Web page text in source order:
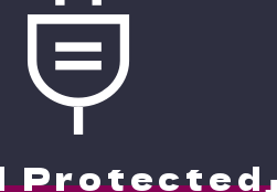
Protected」